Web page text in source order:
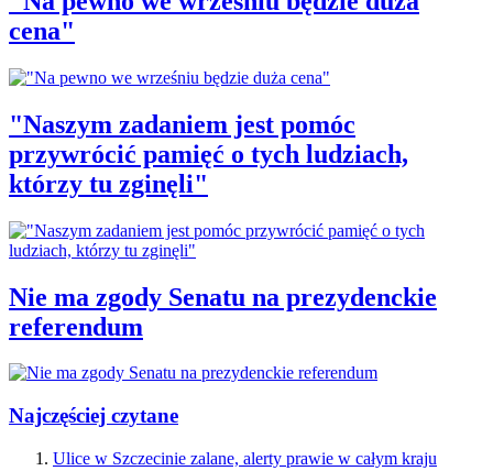
cena"
"Naszym zadaniem jest pomóc
przywrócić pamięć o tych ludziach,
którzy tu zginęli"
Nie ma zgody Senatu na prezydenckie
referendum
Najczęściej czytane
Ulice w Szczecinie zalane, alerty prawie w całym kraju